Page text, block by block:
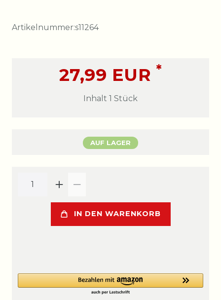
Artikelnummer:s11264
27,99 EUR *
Inhalt 1 Stück
AUF LAGER
IN DEN WARENKORB